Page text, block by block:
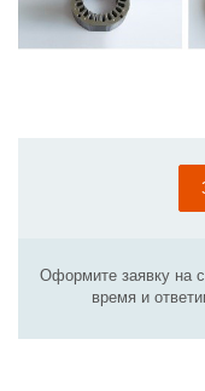
Оформите заявку на
время и